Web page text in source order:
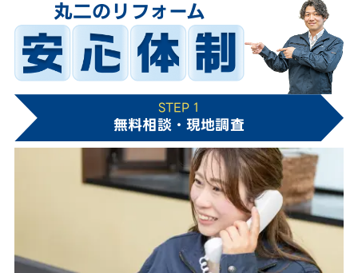
丸二のリフォーム
STEP 1
無料相談・現地調査